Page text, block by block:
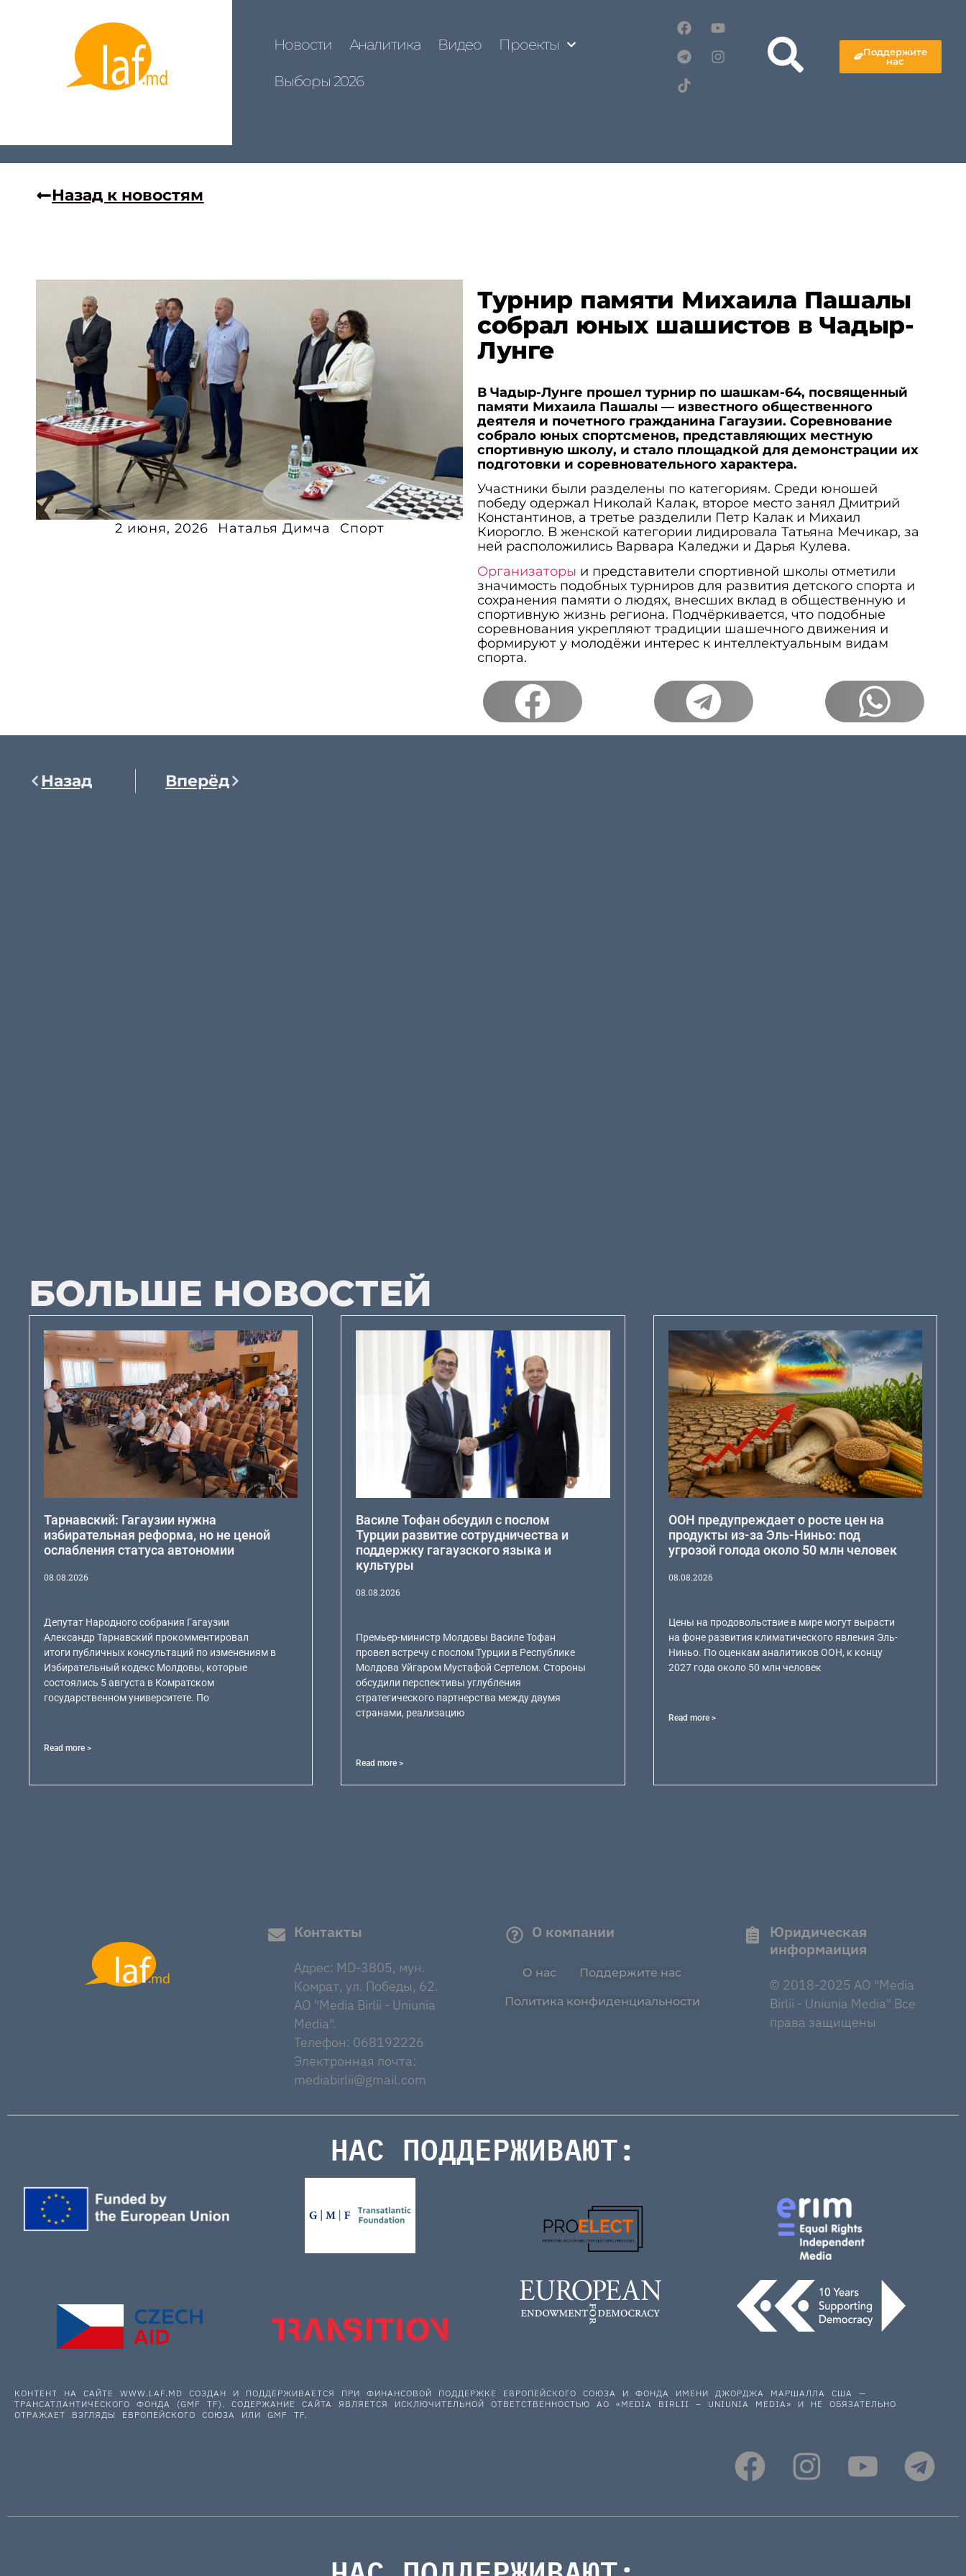
Новости Аналитика Видео Проекты
Выборы 2026
Поддержите
нас
Назад к новостям
2 июня, 2026 Наталья Димча Спорт
Турнир памяти Михаила Пашалы
собрал юных шашистов в Чадыр-
Лунге
В Чадыр-Лунге прошел турнир по шашкам-64, посвященный
памяти Михаила Пашалы — известного общественного
деятеля и почетного гражданина Гагаузии. Соревнование
собрало юных спортсменов, представляющих местную
спортивную школу, и стало площадкой для демонстрации их
подготовки и соревновательного характера.
Участники были разделены по категориям. Среди юношей
победу одержал Николай Калак, второе место занял Дмитрий
Константинов, а третье разделили Петр Калак и Михаил
Киорогло. В женской категории лидировала Татьяна Мечикар, за
ней расположились Варвара Каледжи и Дарья Кулева.
Организаторы и представители спортивной школы отметили
значимость подобных турниров для развития детского спорта и
сохранения памяти о людях, внесших вклад в общественную и
спортивную жизнь региона. Подчёркивается, что подобные
соревнования укрепляют традиции шашечного движения и
формируют у молодёжи интерес к интеллектуальным видам
спорта.
Назад Вперёд
БОЛЬШЕ НОВОСТЕЙ
Тарнавский: Гагаузии нужна
избирательная реформа, но не ценой
ослабления статуса автономии
08.08.2026
Депутат Народного собрания Гагаузии
Александр Тарнавский прокомментировал
итоги публичных консультаций по изменениям в
Избирательный кодекс Молдовы, которые
состоялись 5 августа в Комратском
государственном университете. По
Read more >
Василе Тофан обсудил с послом
Турции развитие сотрудничества и
поддержку гагаузского языка и
культуры
08.08.2026
Премьер-министр Молдовы Василе Тофан
провел встречу с послом Турции в Республике
Молдова Уйгаром Мустафой Сертелом. Стороны
обсудили перспективы углубления
стратегического партнерства между двумя
странами, реализацию
Read more >
ООН предупреждает о росте цен на
продукты из-за Эль-Ниньо: под
угрозой голода около 50 млн человек
08.08.2026
Цены на продовольствие в мире могут вырасти
на фоне развития климатического явления Эль-
Ниньо. По оценкам аналитиков ООН, к концу
2027 года около 50 млн человек
Read more >
Контакты
Адрес: MD-3805, мун.
Комрат, ул. Победы, 62.
AO "Media Birlii - Uniunia
Media".
Телефон: 068192226
Электронная почта:
mediabirlii@gmail.com
О компании
О нас Поддержите нас
Политика конфиденциальности
Юридическая
информаиция
© 2018-2025 AO "Media
Birlii - Uniunia Media" Все
права защищены
НАС ПОДДЕРЖИВАЮТ:
КОНТЕНТ НА САЙТЕ WWW.LAF.MD СОЗДАН И ПОДДЕРЖИВАЕТСЯ ПРИ ФИНАНСОВОЙ ПОДДЕРЖКЕ ЕВРОПЕЙСКОГО СОЮЗА И ФОНДА ИМЕНИ ДЖОРДЖА МАРШАЛЛА США —
ТРАНСАТЛАНТИЧЕСКОГО ФОНДА (GMF TF). СОДЕРЖАНИЕ САЙТА ЯВЛЯЕТСЯ ИСКЛЮЧИТЕЛЬНОЙ ОТВЕТСТВЕННОСТЬЮ АО «MEDIA BIRLII – UNIUNIA MEDIA» И НЕ ОБЯЗАТЕЛЬНО
ОТРАЖАЕТ ВЗГЛЯДЫ ЕВРОПЕЙСКОГО СОЮЗА ИЛИ GMF TF.